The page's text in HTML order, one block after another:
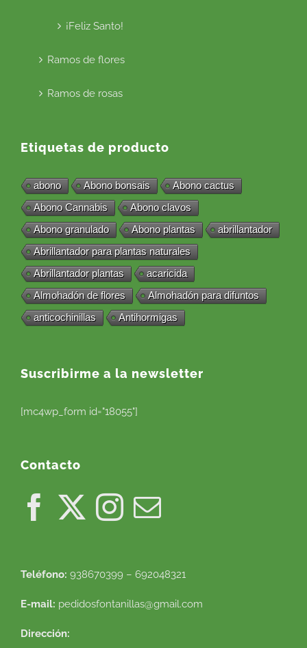
¡Feliz Santo!
Ramos de flores
Ramos de rosas
Etiquetas de producto
abono Abono bonsais
Abono cactus
Abono Cannabis
Abono clavos
Abono granulado
Abono plantas
abrillantador
Abrillantador para plantas naturales
Abrillantador plantas
acaricida
Almohadón de flores
Almohadón para difuntos
anticochinillas
Antihormigas
Suscribirme a la newsletter
[mc4wp_form id="18055"]
Contacto
Teléfono: 938670399 – 692048321
E-mail: pedidosfontanillas@gmail.com
Dirección: